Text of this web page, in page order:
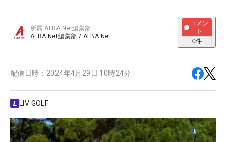
所属ALBA Net編集部
ALBA Net編集部 / ALBA Net
コメン
ト
0件
配信日時： 2024年4月29日 10時24分
LIV GOLF